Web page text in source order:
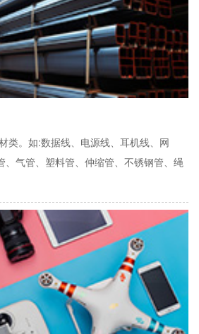
类。如:数据线、电源线、耳机线、网
、气管、塑料管、仲缩管、不锈钢管、绳